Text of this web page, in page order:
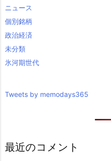
ニュース
個別銘柄
政治経済
未分類
氷河期世代
Tweets by memodays365
最近のコメント